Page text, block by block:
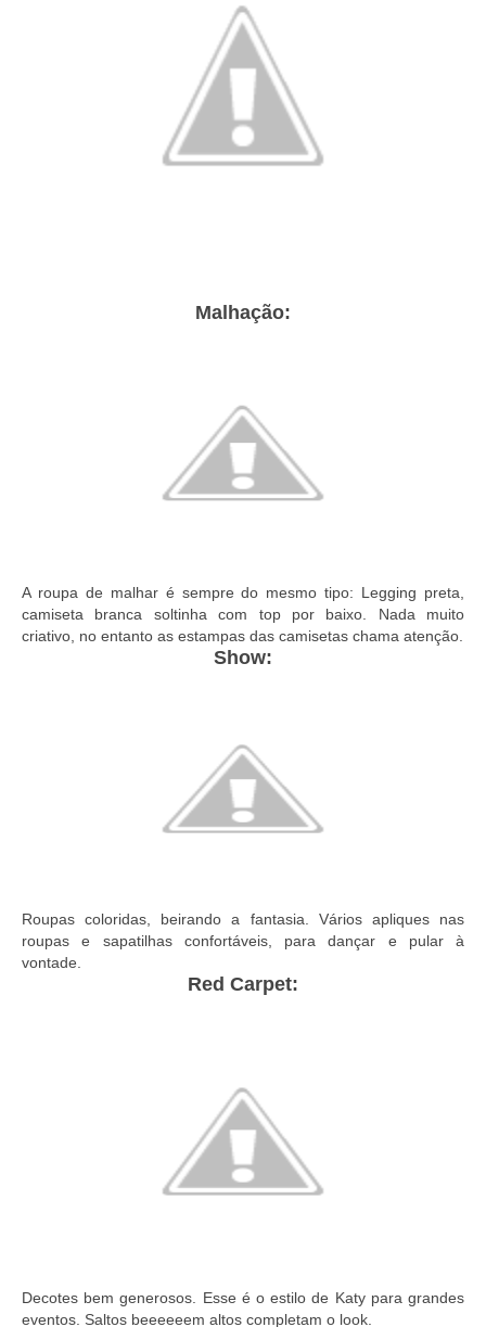
Malhação:
A roupa de malhar é sempre do mesmo tipo: Legging preta,
camiseta branca soltinha com top por baixo. Nada muito
criativo, no entanto as estampas das camisetas chama atenção.
Show:
Roupas coloridas, beirando a fantasia. Vários apliques nas
roupas e sapatilhas confortáveis, para dançar e pular à
vontade.
Red Carpet:
Decotes bem generosos. Esse é o estilo de Katy para grandes
eventos. Saltos beeeeeem altos completam o look.